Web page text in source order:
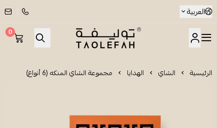
العربية
شاي توليفة
0
الرئيسية الشاي الهدايا مجموعة الشاي المنكه (6 أنواع)